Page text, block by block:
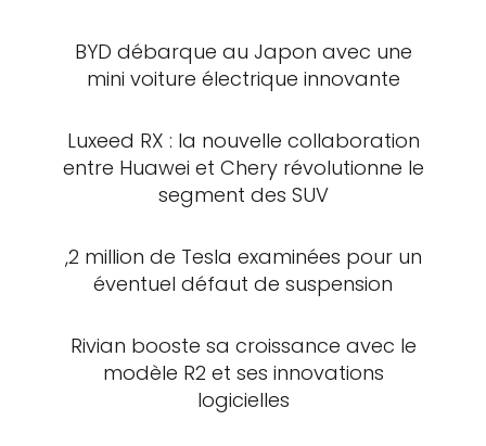
BYD débarque au Japon avec une
mini voiture électrique innovante
Luxeed RX : la nouvelle collaboration
entre Huawei et Chery révolutionne le
segment des SUV
,2 million de Tesla examinées pour un
éventuel défaut de suspension
Rivian booste sa croissance avec le
modèle R2 et ses innovations
logicielles